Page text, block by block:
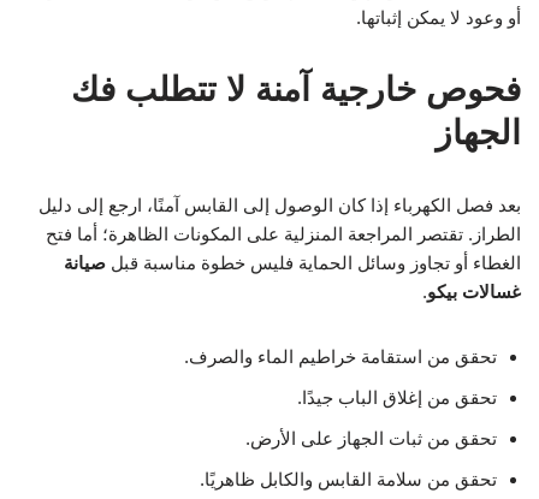
أو وعود لا يمكن إثباتها.
فحوص خارجية آمنة لا تتطلب فك
الجهاز
بعد فصل الكهرباء إذا كان الوصول إلى القابس آمنًا، ارجع إلى دليل
الطراز. تقتصر المراجعة المنزلية على المكونات الظاهرة؛ أما فتح
الغطاء أو تجاوز وسائل الحماية فليس خطوة مناسبة قبل صيانة
غسالات بيكو.
تحقق من استقامة خراطيم الماء والصرف.
تحقق من إغلاق الباب جيدًا.
تحقق من ثبات الجهاز على الأرض.
تحقق من سلامة القابس والكابل ظاهريًا.